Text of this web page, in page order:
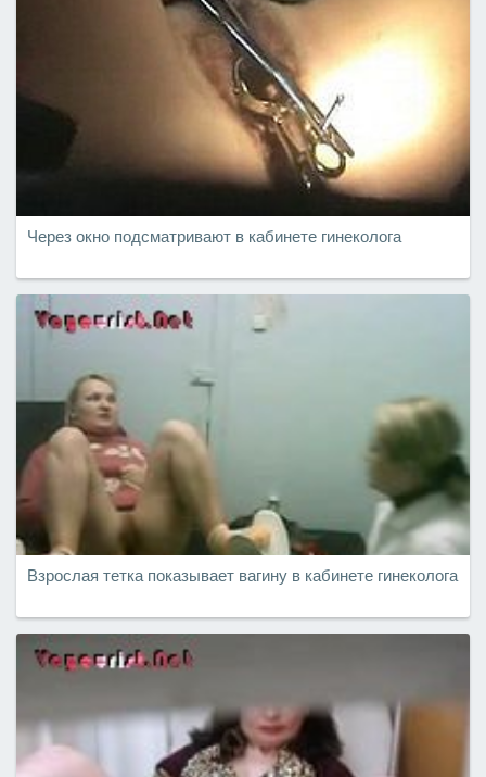
Через окно подсматривают в кабинете гинеколога
Взрослая тетка показывает вагину в кабинете гинеколога